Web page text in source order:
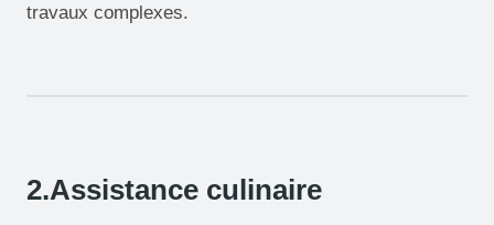
travaux complexes.
2.Assistance culinaire